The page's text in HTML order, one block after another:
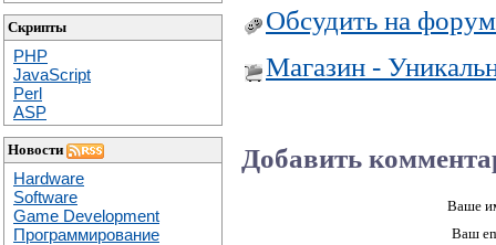
Скрипты
PHP
JavaScript
Perl
ASP
Новости
Hardware
Software
Game Development
Программирование
Обсудить на
Магазин -
Добавить
Ваше
Ваш